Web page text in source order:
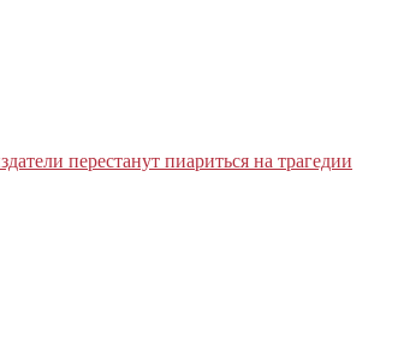
перестанут пиариться на трагедии